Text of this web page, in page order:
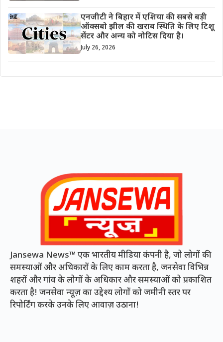
एनजीटी ने बिहार में एशिया की सबसे बड़ी
ऑक्सबो झील की खराब स्थिति के लिए टिशू
सेंटर और अन्य को नोटिस दिया है।
July 26, 2026
Jansewa News™ एक भारतीय मीडिया कंपनी है, जो लोगों की
समस्याओं और अधिकारों के लिए काम करता है, जनसेवा विभिन्न
शहरों और गांव के लोगों के अधिकार और समस्याओं को प्रकाशित
करता है! जनसेवा न्यूज़ का उद्देश्य लोगों को जमीनी स्तर पर
रिपोर्टिंग करके उनके लिए आवाज़ उठाना!